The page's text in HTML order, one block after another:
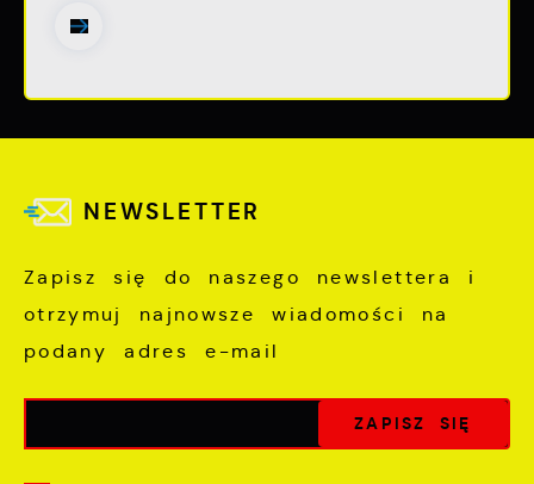
NEWSLETTER
Zapisz się do naszego newslettera i
otrzymuj najnowsze wiadomości na
podany adres e-mail